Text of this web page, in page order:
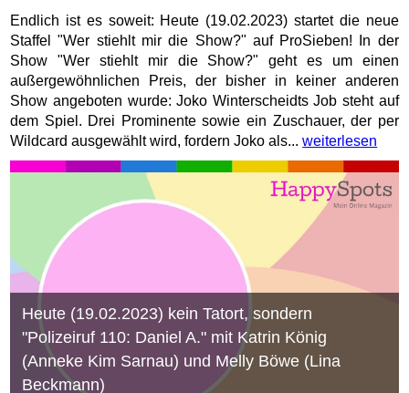
Endlich ist es soweit: Heute (19.02.2023) startet die neue
Staffel "Wer stiehlt mir die Show?" auf ProSieben! In der
Show "Wer stiehlt mir die Show?" geht es um einen
außergewöhnlichen Preis, der bisher in keiner anderen
Show angeboten wurde: Joko Winterscheidts Job steht auf
dem Spiel. Drei Prominente sowie ein Zuschauer, der per
Wildcard ausgewählt wird, fordern Joko als...weiterlesen
Heute (19.02.2023) kein Tatort, sondern
"Polizeiruf 110: Daniel A." mit Katrin König
(Anneke Kim Sarnau) und Melly Böwe (Lina
Beckmann)